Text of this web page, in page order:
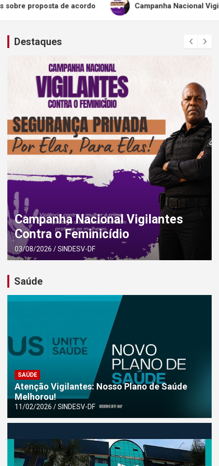
de acordo Campanha Nacional Vigilantes
Destaques
Campanha Nacional Vigilantes
Contra o Feminicídio
03/08/2026 SINDESV-DF
Saúde
SAÚDE
Atenção Vigilantes: Nosso Plano de Saúde
Melhorou!
11/02/2026 SINDESV-DF